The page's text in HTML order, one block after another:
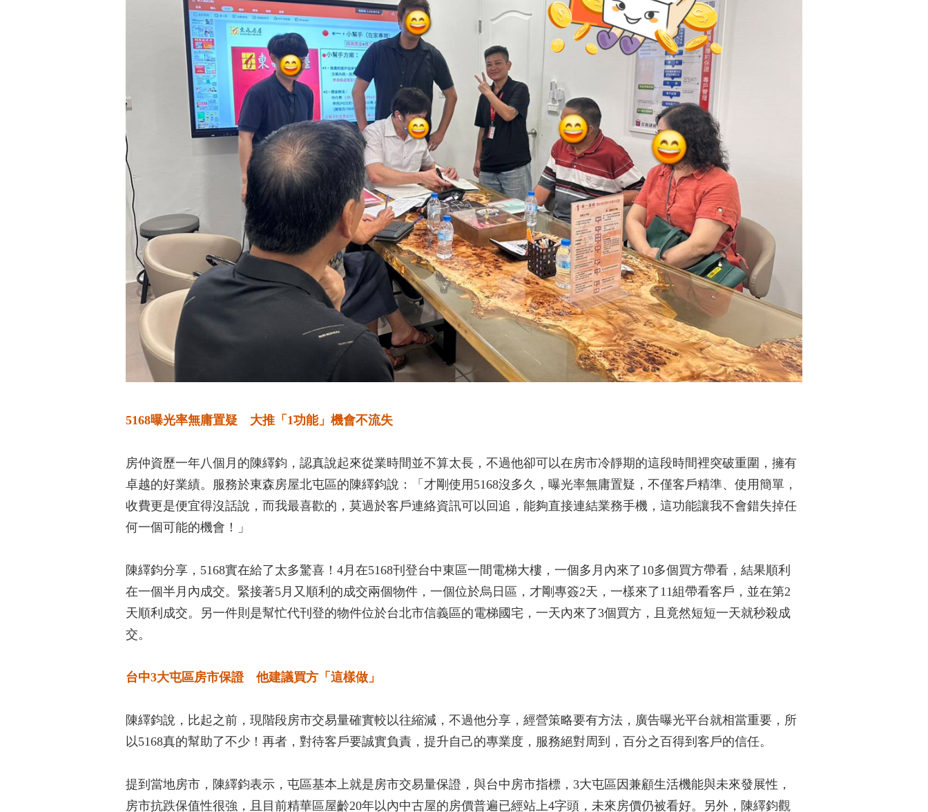
5168曝光率無庸置疑 大推「1功能」機會不流失
房仲資歷一年八個月的陳繹鈞，認真說起來從業時間並不算太長，不過他卻可以在房市冷靜期的這段時間裡突破重圍，擁有
卓越的好業績。服務於東森房屋北屯區的陳繹鈞說：「才剛使用5168沒多久，曝光率無庸置疑，不僅客戶精準、使用簡單，
收費更是便宜得沒話說，而我最喜歡的，莫過於客戶連絡資訊可以回追，能夠直接連結業務手機，這功能讓我不會錯失掉任
何一個可能的機會！」
陳繹鈞分享，5168實在給了太多驚喜！4月在5168刊登台中東區一間電梯大樓，一個多月內來了10多個買方帶看，結果順利
在一個半月內成交。緊接著5月又順利的成交兩個物件，一個位於烏日區，才剛專簽2天，一樣來了11組帶看客戶，並在第2
天順利成交。另一件則是幫忙代刊登的物件位於台北市信義區的電梯國宅，一天內來了3個買方，且竟然短短一天就秒殺成
交。
台中3大屯區房市保證 他建議買方「這樣做」
陳繹鈞說，比起之前，現階段房市交易量確實較以往縮減，不過他分享，經營策略要有方法，廣告曝光平台就相當重要，所
以5168真的幫助了不少！再者，對待客戶要誠實負責，提升自己的專業度，服務絕對周到，百分之百得到客戶的信任。
提到當地房市，陳繹鈞表示，屯區基本上就是房市交易量保證，與台中房市指標，3大屯區因兼顧生活機能與未來發展性，
房市抗跌保值性很強，且目前精華區屋齡20年以內中古屋的房價普遍已經站上4字頭，未來房價仍被看好。另外，陳繹鈞觀